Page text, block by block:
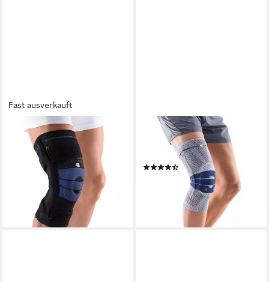
Fast ausverkauft
BAUERFEIND
Kniebandage Bauerfeind
GenuTrain S, Made in
Germany
ab 129,00 €
lieferbar - in 2-3 Werktagen bei dir
BAUERFEIND
Kniebandage GenuTrain
Kniebandage, Titan Größe 5
(14)
lieferbar - in 2-3 Werktagen bei dir